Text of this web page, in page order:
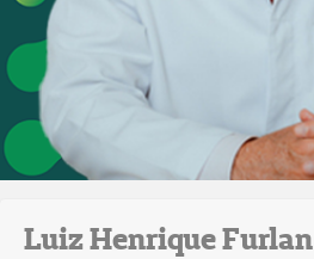
Luiz Henrique Furlan